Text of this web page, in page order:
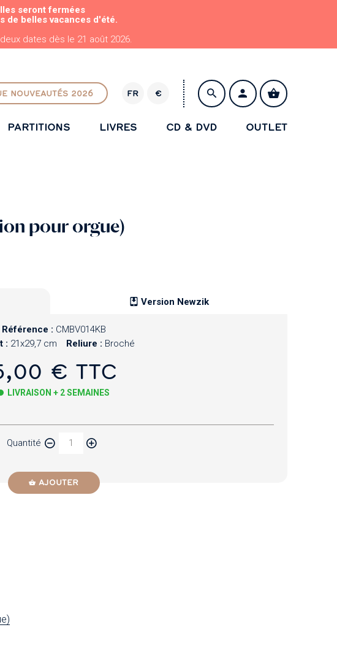
seront fermées
de belles vacances d'été.
dates dès le 21 août 2026.
NOUVEAUTÉS 2026 FR
R
€
PARTITIONS LIVRES CD & DVD OUTLET
pour orgue)
Version Newzik
Référence : CMBV014KB
: 21x29,7 cm Reliure : Broché
€ TTC
LIVRAISON + 2 SEMAINES
Quantité
AJOUTER